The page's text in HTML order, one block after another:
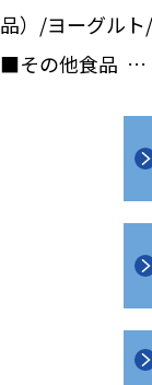
品）/ヨーグルト
■その他食品 …